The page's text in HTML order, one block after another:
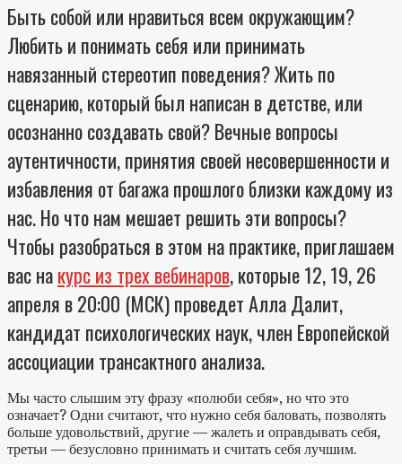
Быть собой или нравиться всем окружающим?
Любить и понимать себя или принимать
навязанный стереотип поведения? Жить по
сценарию, который был написан в детстве, или
осознанно создавать свой? Вечные вопросы
аутентичности, принятия своей несовершенности и
избавления от багажа прошлого близки каждому из
нас. Но что нам мешает решить эти вопросы?
Чтобы разобраться в этом на практике, приглашаем
вас накурс из трех вебинаров, которые 12, 19, 26
апреля в 20:00 (МСК) проведет Алла Далит,
кандидат психологических наук, член Европейской
ассоциации транcактного анализа.
Мы часто слышим эту фразу «полюби себя», но что это
означает? Одни считают, что нужно себя баловать, позволять
больше удовольствий, другие — жалеть и оправдывать себя,
третьи — безусловно принимать и считать себя лучшим.